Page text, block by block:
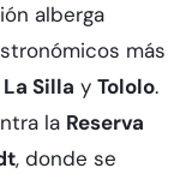
alberga
más
La Silla y Tololo.
la Reserva
, donde se